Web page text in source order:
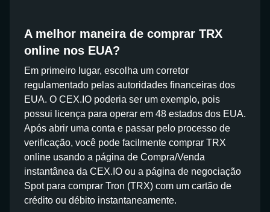
A melhor maneira de comprar TRX
online nos EUA?
Em primeiro lugar, escolha um corretor
regulamentado pelas autoridades financeiras dos
EUA. O CEX.IO poderia ser um exemplo, pois
possui licença para operar em 48 estados dos EUA.
Após abrir uma conta e passar pelo processo de
verificação, você pode facilmente comprar TRX
online usando a página de Compra/Venda
instantânea da CEX.IO ou a página de negociação
Spot para comprar Tron (TRX) com um cartão de
crédito ou débito instantaneamente.